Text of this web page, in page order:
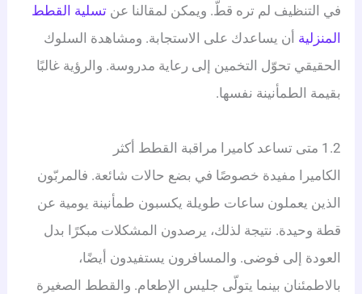
في التنظيف لم تره قطّ. ويمكن لمقالنا عنتسلية القطط
المنزليةأن يساعدك على الاستجابة. ومشاهدة السلوك
الحقيقي تحوّل التخمين إلى رعاية مدروسة. والرؤية غالبًا
بقيمة الطمأنينة نفسها.
1.2 متى تساعد كاميرا مراقبة القطط أكثر
الكاميرا مفيدة خصوصًا في بضع حالات شائعة. فالمربّون
الذين يعملون ساعات طويلة يكسبون طمأنينة يومية عن
قطة وحيدة. نتيجة لذلك، يرصدون المشكلات مبكرًا بدل
العودة إلى فوضى. والمسافرون يستفيدون أيضًا،
بالاطمئنان بينما يتولّى جليس الإطعام. والقطط الصغيرة